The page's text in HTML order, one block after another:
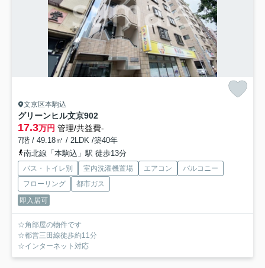
文京区本駒込
グリーンヒル文京902
17.3万円 管理/共益費-
7階 / 49.18㎡ / 2LDK /築40年
南北線「本駒込」駅 徒歩13分
バス・トイレ別 室内洗濯機置場 エアコン
バルコニー
フローリング
都市ガス
即入居可
☆角部屋の物件です
☆都営三田線徒歩約11分
☆インターネット対応